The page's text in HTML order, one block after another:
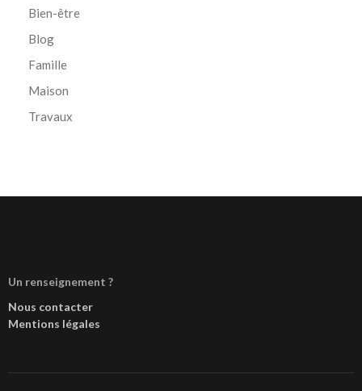
Bien-être
Blog
Famille
Maison
Travaux
Un renseignement ?
Nous contacter
Mentions légales